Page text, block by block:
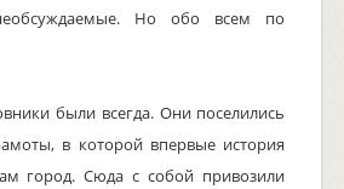
Но обо всем по
были всегда. Они поселились
в которой впервые история
город. Сюда с собой привозили